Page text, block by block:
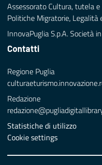
Assessorato Cultura, tutela
Politiche Migratorie, Legalità
InnovaPuglia S.p.A. Società
Contatti
Regione Puglia
Redazione
Statistiche di utilizzo
Cookie settings